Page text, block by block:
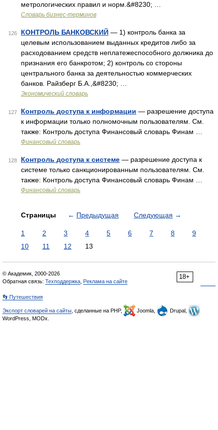
метрологических правил и норм.&#8230; …
Словарь бизнес-терминов
126 КОНТРОЛЬ БАНКОВСКИЙ — 1) контроль банка за
целевым использованием выданных кредитов либо за
расходованием средств неплатежеспособного должника до
признания его банкротом; 2) контроль со стороны
центрального банка за деятельностью коммерческих
банков. Райзберг Б.А.,&#8230; …
Экономический словарь
127 Контроль доступа к информации — разрешение доступа
к информации только полномочным пользователям. См.
также: Контроль доступа Финансовый словарь Финам …
Финансовый словарь
128 Контроль доступа к системе — разрешение доступа к
системе только санкционированным пользователям. См.
также: Контроль доступа Финансовый словарь Финам …
Финансовый словарь
Страницы ← Предыдущая Следующая →
1 2 3 4 5 6 7 8
9
10
11 12 13
18+
© Академик, 2000-2026
Обратная связь: Техподдержка Реклама на сайте
👣 Путешествия
Экспорт словарей на сайты , сделанные на PHP, Joomla,
Drupal,
WordPress, MODx.